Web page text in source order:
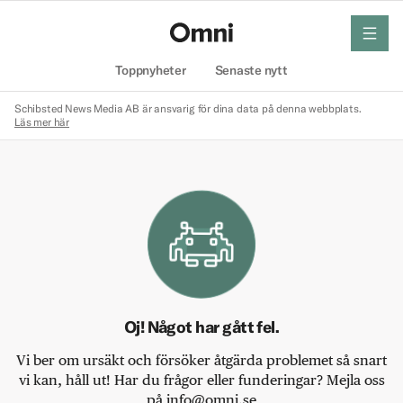
Toppnyheter Senaste nytt
meny
Schibsted News Media AB är ansvarig för dina data på denna webbplats.
Läs mer här
Oj! Något har gått fel.
Vi ber om ursäkt och försöker åtgärda problemet så snart
vi kan, håll ut! Har du frågor eller funderingar? Mejla oss